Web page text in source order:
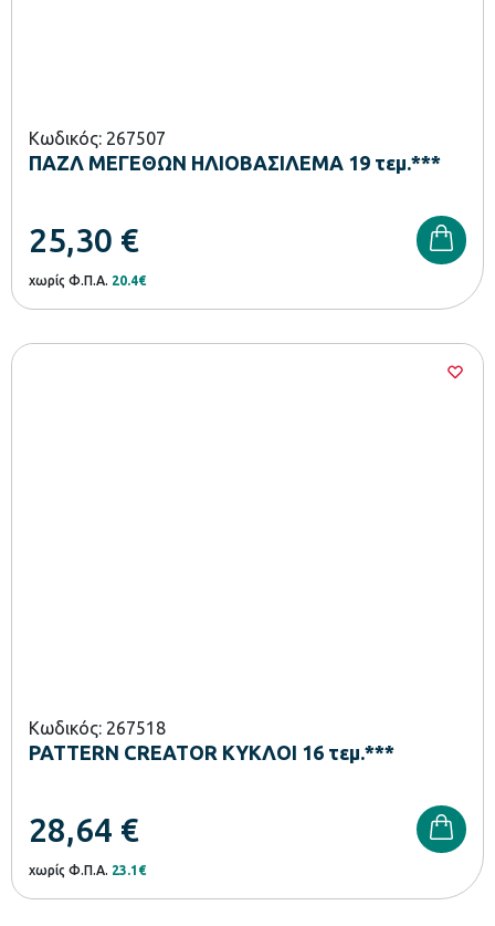
Κωδικός: 267507
ΠΑΖΛ ΜΕΓΕΘΩΝ ΗΛΙΟΒΑΣΙΛΕΜΑ 19 τεμ.***
25,30 €
χωρίς Φ.Π.Α. 20.4€
Κωδικός: 267518
PATTERN CREATOR ΚΥΚΛΟΙ 16 τεμ.***
28,64 €
χωρίς Φ.Π.Α. 23.1€